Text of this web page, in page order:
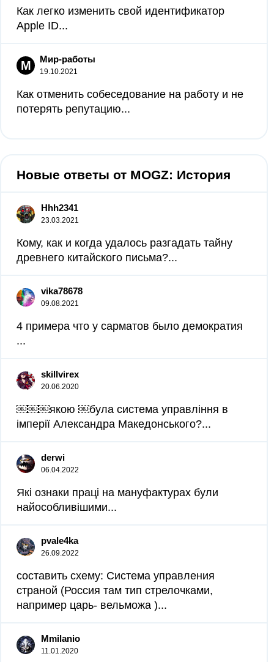
Как легко изменить свой идентификатор
Apple ID...
М Мир-работы
19.10.2021
Как отменить собеседование на работу и не
потерять репутацию...
Новые ответы от MOGZ: История
Hhh2341
23.03.2021
Кому, как и когда удалось разгадать тайну
древнего китайского письма?​...
vika78678
09.08.2021
4 примера что у сарматов было демократия​
...
skillvirex
20.06.2020
￼￼￼якою ￼була система управління в
імперії Александра Македонського?...
derwi
06.04.2022
Які ознаки праці на мануфактурах були
найособливішими...
pvale4ka
26.09.2022
составить схему: Система управления
страной (Россия там тип стрелочками,
например царь- вельможа )​...
Mmilanio
11.01.2020